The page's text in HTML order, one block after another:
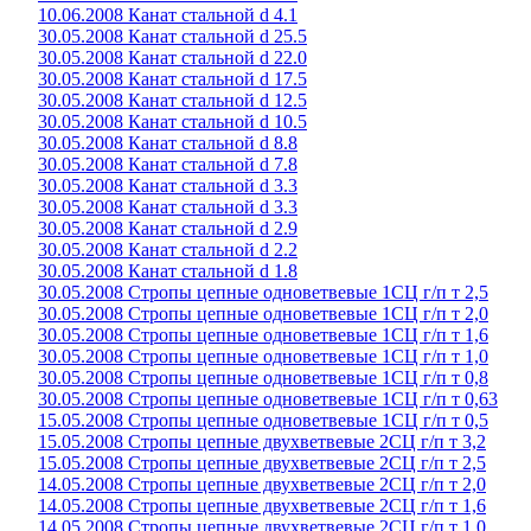
10.06.2008 Канат стальной d 4.1
30.05.2008 Канат стальной d 25.5
30.05.2008 Канат стальной d 22.0
30.05.2008 Канат стальной d 17.5
30.05.2008 Канат стальной d 12.5
30.05.2008 Канат стальной d 10.5
30.05.2008 Канат стальной d 8.8
30.05.2008 Канат стальной d 7.8
30.05.2008 Канат стальной d 3.3
30.05.2008 Канат стальной d 3.3
30.05.2008 Канат стальной d 2.9
30.05.2008 Канат стальной d 2.2
30.05.2008 Канат стальной d 1.8
30.05.2008 Стропы цепные одноветвевые 1СЦ г/п т 2,5
30.05.2008 Стропы цепные одноветвевые 1СЦ г/п т 2,0
30.05.2008 Стропы цепные одноветвевые 1СЦ г/п т 1,6
30.05.2008 Стропы цепные одноветвевые 1СЦ г/п т 1,0
30.05.2008 Стропы цепные одноветвевые 1СЦ г/п т 0,8
30.05.2008 Стропы цепные одноветвевые 1СЦ г/п т 0,63
15.05.2008 Стропы цепные одноветвевые 1СЦ г/п т 0,5
15.05.2008 Стропы цепные двухветвевые 2СЦ г/п т 3,2
15.05.2008 Стропы цепные двухветвевые 2СЦ г/п т 2,5
14.05.2008 Стропы цепные двухветвевые 2СЦ г/п т 2,0
14.05.2008 Стропы цепные двухветвевые 2СЦ г/п т 1,6
14.05.2008 Стропы цепные двухветвевые 2СЦ г/п т 1,0